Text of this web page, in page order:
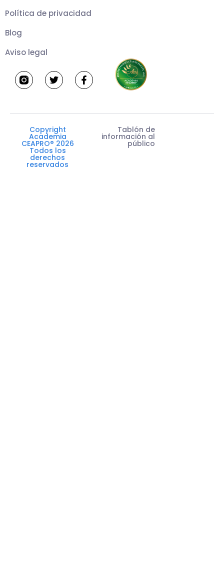
Política de privacidad
Blog
Aviso legal
w
i
t
r
a
c
e
o
Copyright
Academia
CEAPRO® 2026
Todos los
derechos
reservados
Tablón de
información al
público